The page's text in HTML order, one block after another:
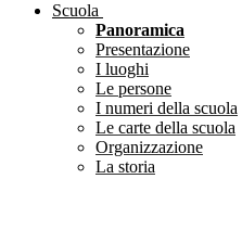
Scuola
Panoramica
Presentazione
I luoghi
Le persone
I numeri della scuola
Le carte della scuola
Organizzazione
La storia